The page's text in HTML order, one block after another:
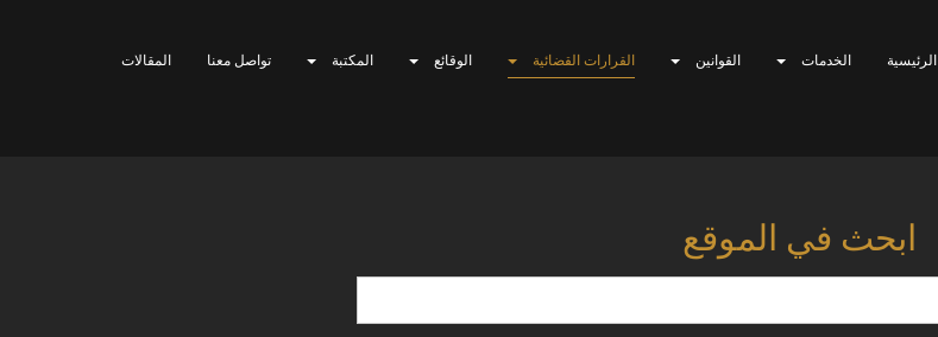
الرئيسية الخدمات القوانين القرارات القضائية الوقائع المكتبة تواصل معنا المقالات
ابحث في الموقع